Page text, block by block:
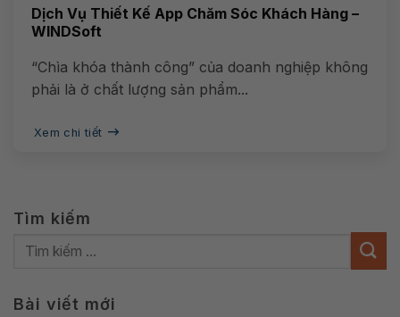
Dịch Vụ Thiết Kế App Chăm Sóc Khách Hàng –
WINDSoft
“Chìa khóa thành công” của doanh nghiệp không
phải là ở chất lượng sản phẩm...
Xem chi tiết
Tìm kiếm
Bài viết mới